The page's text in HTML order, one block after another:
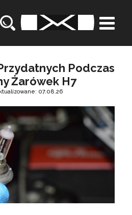
Podczas
Żarówek H7
07.08.26